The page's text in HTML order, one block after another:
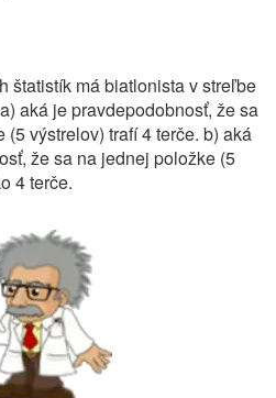
štatistík má biatlonista v streľbe
aká je pravdepodobnosť, že sa
(5 výstrelov) trafí 4 terče. b) aká
že sa na jednej položke (5
4 terče.